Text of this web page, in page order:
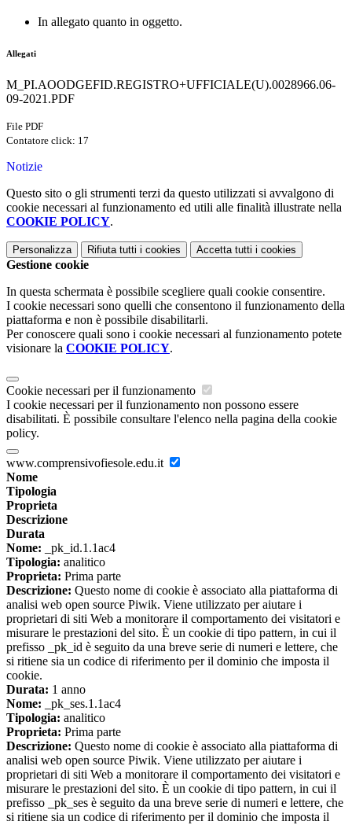
In allegato quanto in oggetto.
Allegati
M_PI.AOODGEFID.REGISTRO+UFFICIALE(U).0028966.06-
09-2021.PDF
File PDF
Contatore click: 17
Notizie
Questo sito o gli strumenti terzi da questo utilizzati si avvalgono di
cookie necessari al funzionamento ed utili alle finalità illustrate nella
COOKIE POLICY.
Personalizza Rifiuta tutti i cookies Accetta tutti i cookies
Gestione cookie
In questa schermata è possibile scegliere quali cookie consentire.
I cookie necessari sono quelli che consentono il funzionamento della
piattaforma e non è possibile disabilitarli.
Per conoscere quali sono i cookie necessari al funzionamento potete
visionare la COOKIE POLICY.
Cookie necessari per il funzionamento
I cookie necessari per il funzionamento non possono essere
disabilitati. È possibile consultare l'elenco nella pagina della cookie
policy.
www.comprensivofiesole.edu.it
Nome
Tipologia
Proprieta
Descrizione
Durata
Nome: _pk_id.1.1ac4
Tipologia: analitico
Proprieta: Prima parte
Descrizione: Questo nome di cookie è associato alla piattaforma di
analisi web open source Piwik. Viene utilizzato per aiutare i
proprietari di siti Web a monitorare il comportamento dei visitatori e
misurare le prestazioni del sito. È un cookie di tipo pattern, in cui il
prefisso _pk_id è seguito da una breve serie di numeri e lettere, che
si ritiene sia un codice di riferimento per il dominio che imposta il
cookie.
Durata: 1 anno
Nome: _pk_ses.1.1ac4
Tipologia: analitico
Proprieta: Prima parte
Descrizione: Questo nome di cookie è associato alla piattaforma di
analisi web open source Piwik. Viene utilizzato per aiutare i
proprietari di siti Web a monitorare il comportamento dei visitatori e
misurare le prestazioni del sito. È un cookie di tipo pattern, in cui il
prefisso _pk_ses è seguito da una breve serie di numeri e lettere, che
si ritiene sia un codice di riferimento per il dominio che imposta il